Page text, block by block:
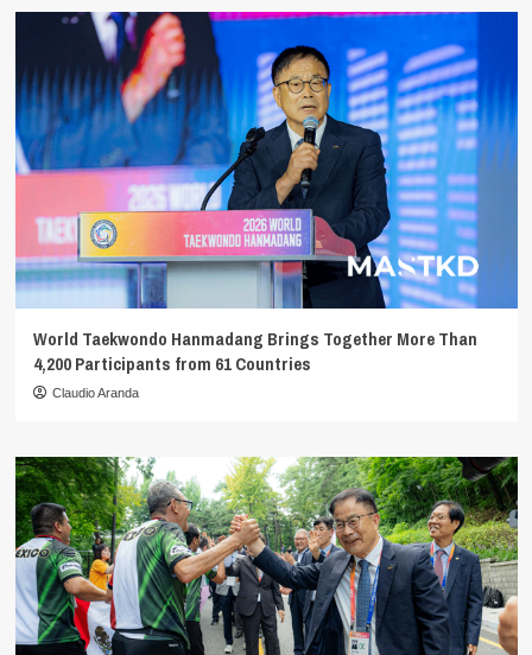
World Taekwondo Hanmadang Brings Together More Than
4,200 Participants from 61 Countries
Claudio Aranda